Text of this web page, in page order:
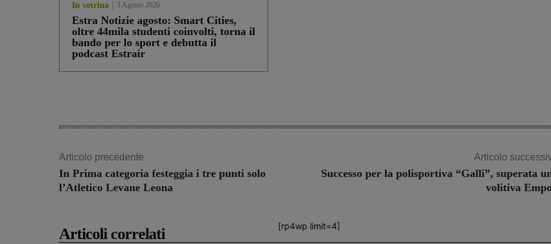
In vetrina 3 Agosto 2026
Estra Notizie agosto: Smart Cities,
oltre 44mila studenti coinvolti, torna il
bando per lo sport e debutta il
podcast Estrair
Articolo precedente
In Prima categoria festeggia i tre punti solo
l’Atletico Levane Leona
Articolo
Successo per la polisportiva “Galli”, superata
volitiva
[rp4wp limit=4]
Articoli correlati